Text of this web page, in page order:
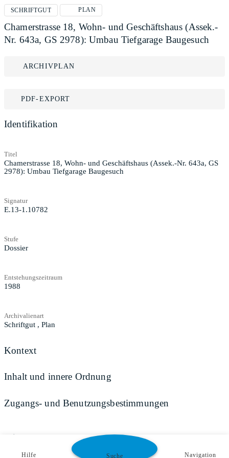
SCHRIFTGUT PLAN
Chamerstrasse 18, Wohn- und Geschäftshaus (Assek.-
Nr. 643a, GS 2978): Umbau Tiefgarage Baugesuch
ARCHIVPLAN
PDF-EXPORT
Identifikation
Titel
Chamerstrasse 18, Wohn- und Geschäftshaus (Assek.-Nr. 643a, GS
2978): Umbau Tiefgarage Baugesuch
Signatur
E.13-1.10782
Stufe
Dossier
Entstehungszeitraum
1988
Archivalienart
Schriftgut , Plan
Kontext
Inhalt und innere Ordnung
Zugangs- und Benutzungsbestimmungen
Teilen
Hilfe Suche Navigation